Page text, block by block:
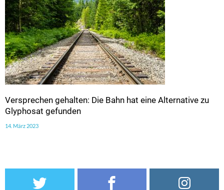
Versprechen gehalten: Die Bahn hat eine Alternative zu
Glyphosat gefunden
14. März 2023